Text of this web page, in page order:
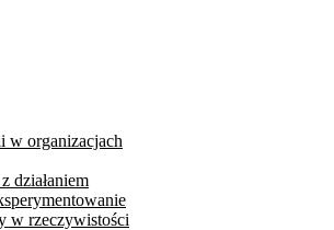
w organizacjach
działaniem
w rzeczywistości